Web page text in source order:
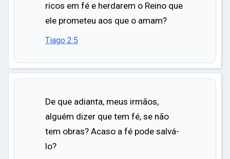
ricos em fé e herdarem o Reino que
ele prometeu aos que o amam?
Tiago 2:5
De que adianta, meus irmãos,
alguém dizer que tem fé, se não
tem obras? Acaso a fé pode salvá-
lo?